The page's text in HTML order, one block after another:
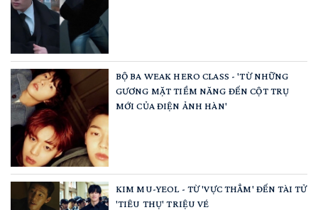
BỘ BA WEAK HERO CLASS - 'TỪ NHỮNG
GƯƠNG MẶT TIỀM NĂNG ĐẾN CỘT TRỤ
MỚI CỦA ĐIỆN ẢNH HÀN'
KIM MU-YEOL - TỪ 'VỰC THẲM' ĐẾN TÀI TỬ
'TIÊU THỤ' TRIỆU VÉ